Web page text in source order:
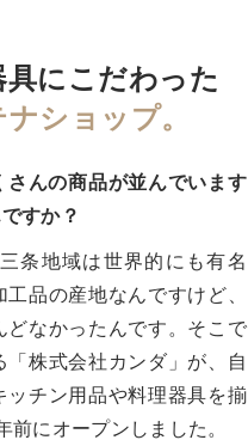
にこだわった
ショップ。
んの商品が並んでいます
すか？
条地域は世界的にも有名
品の産地なんですけど、
どなかったんです。そこで
株式会社カンダ」が、自
チン用品や料理器具を揃
前にオープンしました。